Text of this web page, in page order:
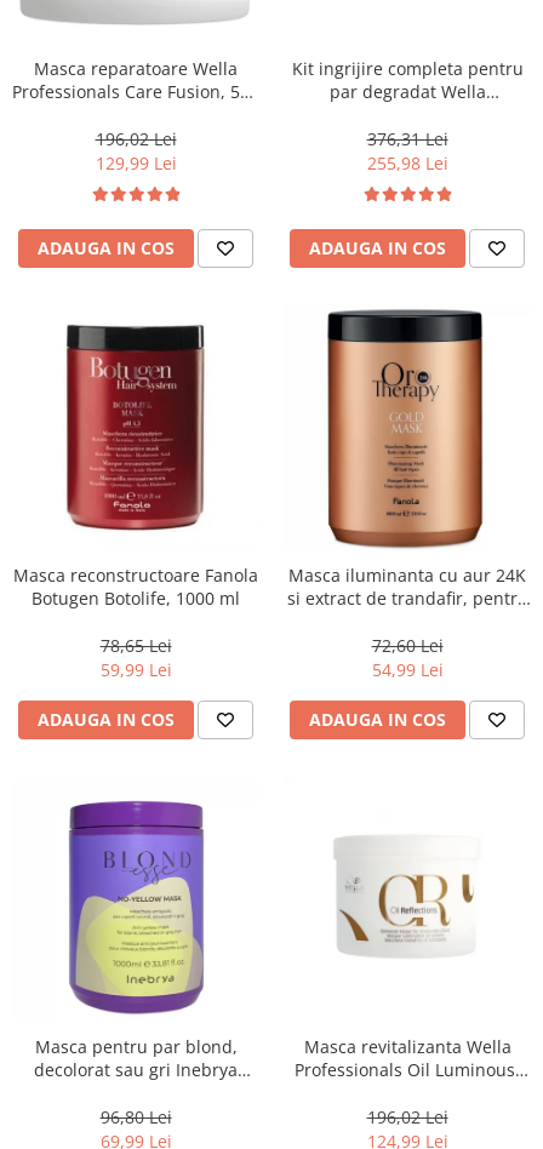
Masca reparatoare Wella
Professionals Care Fusion, 500
196,02 Lei
129,99 Lei
ADAUGA IN COS
Kit ingrijire completa pentru
par degradat Wella
Salon Size
376,31 Lei
255,98 Lei
ADAUGA IN COS
Masca reconstructoare Fanola
Botugen Botolife, 1000 ml
78,65 Lei
59,99 Lei
ADAUGA IN COS
Masca iluminanta cu aur 24K
si extract de trandafir, pentru
Oro Therapy, 1000 ml
72,60 Lei
54,99 Lei
ADAUGA IN COS
Masca pentru par blond,
decolorat sau gri Inebrya
96,80 Lei
69,99 Lei
Masca revitalizanta Wella
Professionals Oil Luminous,
196,02 Lei
124,99 Lei